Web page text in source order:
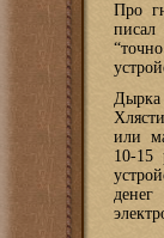
Про
Дырка
или
10-15